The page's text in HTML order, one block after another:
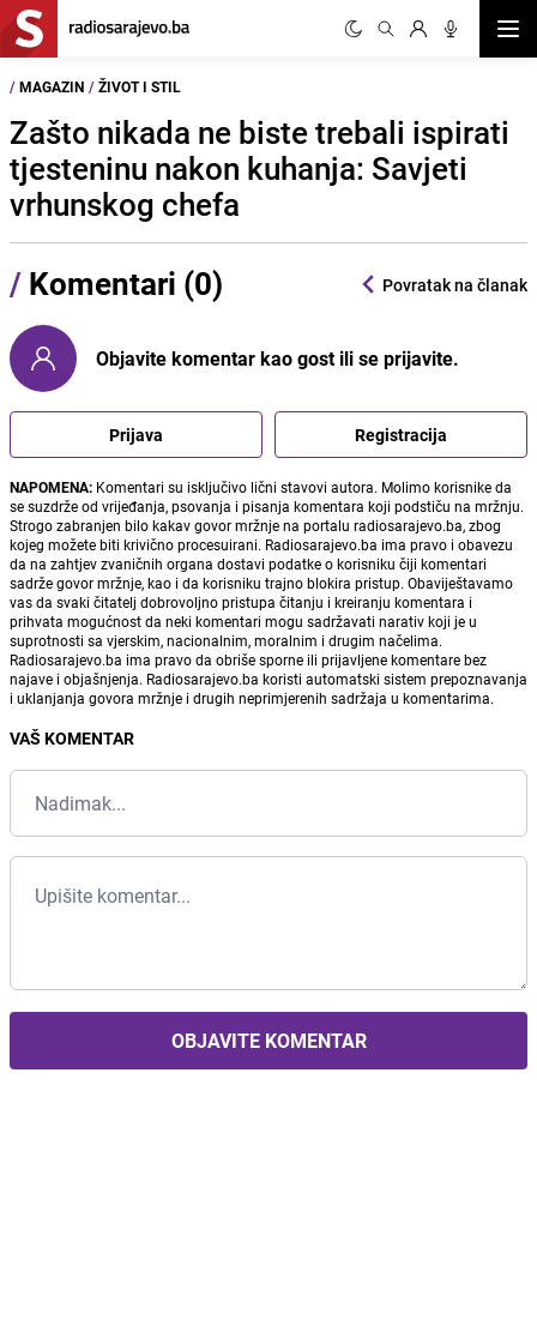
/ MAGAZIN / ŽIVOT I STIL
Zašto nikada ne biste trebali ispirati
tjesteninu nakon kuhanja: Savjeti
vrhunskog chefa
/ Komentari (0) Povratak na članak
Objavite komentar kao gost ili se prijavite.
Prijava Registracija
NAPOMENA: Komentari su isključivo lični stavovi autora. Molimo korisnike da
se suzdrže od vrijeđanja, psovanja i pisanja komentara koji podstiču na mržnju.
Strogo zabranjen bilo kakav govor mržnje na portalu radiosarajevo.ba, zbog
kojeg možete biti krivično procesuirani. Radiosarajevo.ba ima pravo i obavezu
da na zahtjev zvaničnih organa dostavi podatke o korisniku čiji komentari
sadrže govor mržnje, kao i da korisniku trajno blokira pristup. Obaviještavamo
vas da svaki čitatelj dobrovoljno pristupa čitanju i kreiranju komentara i
prihvata mogućnost da neki komentari mogu sadržavati narativ koji je u
suprotnosti sa vjerskim, nacionalnim, moralnim i drugim načelima.
Radiosarajevo.ba ima pravo da obriše sporne ili prijavljene komentare bez
najave i objašnjenja. Radiosarajevo.ba koristi automatski sistem prepoznavanja
i uklanjanja govora mržnje i drugih neprimjerenih sadržaja u komentarima.
VAŠ KOMENTAR
OBJAVITE KOMENTAR